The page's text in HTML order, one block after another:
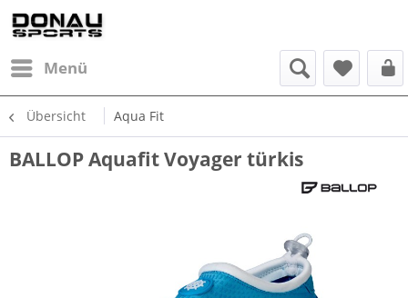
Menü
Übersicht Aqua Fit
BALLOP Aquafit Voyager türkis